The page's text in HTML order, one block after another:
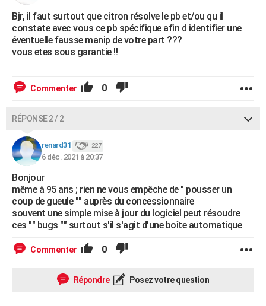
Bricolage
Lifestyle
Culture
Sport
Auto
Television
Voyage
Cinema
Bjr, il faut surtout que citron résolve le pb et/ou qu il
constate avec vous ce pb spécifique afin d identifier une
éventuelle fausse manip de votre part ???
vous etes sous garantie !!
Commenter 0
RÉPONSE 2 / 2
renard31 227
6 déc. 2021 à 20:37
Bonjour
même à 95 ans ; rien ne vous empêche de " pousser un
coup de gueule "" auprès du concessionnaire
souvent une simple mise à jour du logiciel peut résoudre
ces "" bugs "" surtout s'il s'agit d'une boîte automatique
Commenter 0
Répondre Posez votre question